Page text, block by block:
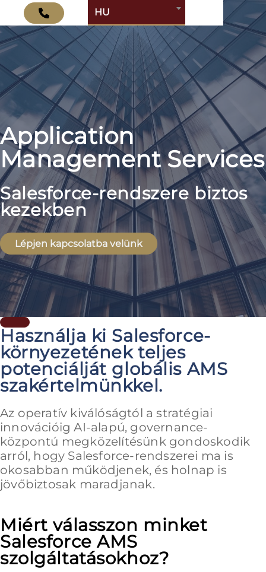
HU
Application
Management Services
Salesforce-rendszere biztos
kezekben
Lépjen kapcsolatba velünk
Használja ki Salesforce-
környezetének teljes
potenciálját globális AMS
szakértelmünkkel.
Az operatív kiválóságtól a stratégiai
innovációig AI-alapú, governance-
központú megközelítésünk gondoskodik
arról, hogy Salesforce-rendszerei ma is
okosabban működjenek, és holnap is
jövőbiztosak maradjanak.
Miért válasszon minket
Salesforce AMS
szolgáltatásokhoz?